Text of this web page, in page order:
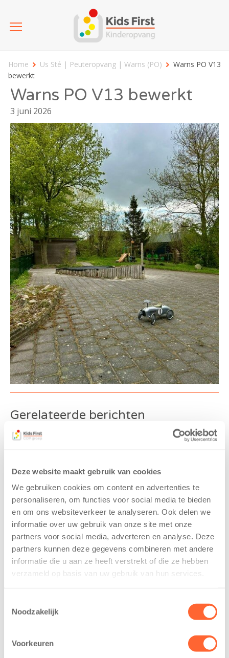
Deze website maakt gebruik van cookies
We gebruiken cookies om content en advertenties te
personaliseren, om functies voor social media te bieden
en om ons websiteverkeer te analyseren. Ook delen we
informatie over uw gebruik van onze site met onze
partners voor social media, adverteren en analyse. Deze
partners kunnen deze gegevens combineren met andere
informatie die u aan ze heeft verstrekt of die ze hebben
verzameld op basis van uw gebruik van hun services.
Noodzakelijk
Voorkeuren
Home Us Sté | Peuteropvang | Warns (PO)
Warns PO V13
bewerkt
Warns PO V13 bewerkt
3 juni 2026
Gerelateerde berichten
Kinderen BSO
De
Westerburcht
trainen alvast
Mini 4 Mijl
7 augustus 2026
2026 – Kinderen
Kids First
tekent
koopcontract
voor nieuw
wijk Wiarda in